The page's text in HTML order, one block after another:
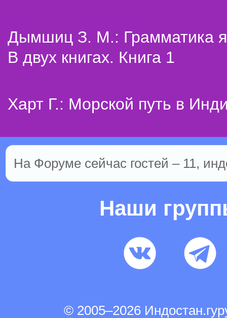
Дымшиц З. М.: Грамматика
В двух книгах. Книга 1
Харт Г.: Морской путь в
На Форуме сейчас гостей – 11,
Наши
© 2005–2026